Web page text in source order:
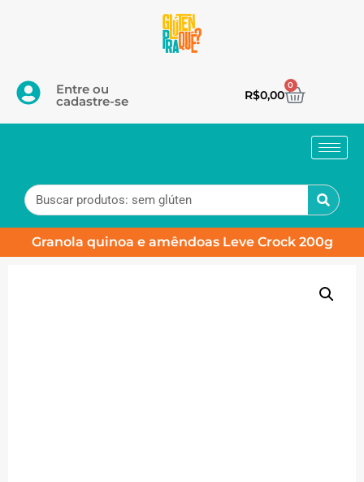
Entre ou
cadastre-se R$0,00
0
Granola quinoa e amêndoas Leve Crock 200g